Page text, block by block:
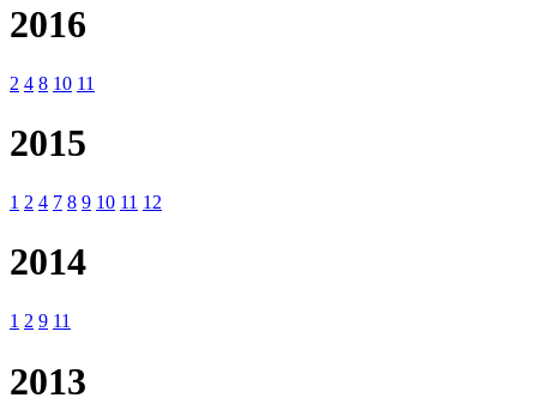
2016
2 4 8 10 11
2015
1 2 4 7 8 9 10 11 12
2014
1 2 9 11
2013